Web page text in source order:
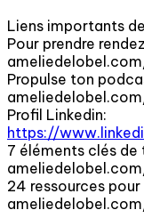
Liens importants
Pour prendre
Propulse ton
Profil Linkedin:
https://
7 éléments clés
24 ressources